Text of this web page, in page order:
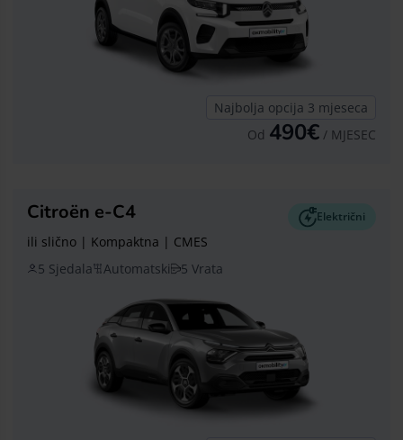
Najbolja opcija 3 mjeseca
Od 490€ / MJESEC
Citroën e-C4 Električni
ili slično | Kompaktna | CMES
5 Sjedala
Automatski 5 Vrata